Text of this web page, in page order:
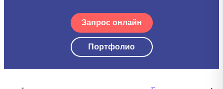
Запрос онлайн
Портфолио